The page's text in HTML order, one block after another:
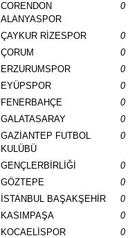
CORENDON
ALANYASPOR
0
ÇAYKUR RİZESPOR 0
ÇORUM 0
ERZURUMSPOR 0
EYÜPSPOR 0
FENERBAHÇE 0
GALATASARAY 0
GAZİANTEP FUTBOL
KULÜBÜ
0
GENÇLERBİRLİĞİ 0
GÖZTEPE 0
İSTANBUL BAŞAKŞEHİR 0
KASIMPAŞA 0
KOCAELİSPOR 0